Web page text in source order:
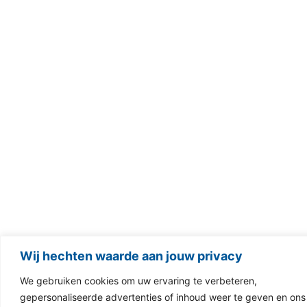
Wij hechten waarde aan jouw privacy
We gebruiken cookies om uw ervaring te verbeteren,
gepersonaliseerde advertenties of inhoud weer te geven en ons